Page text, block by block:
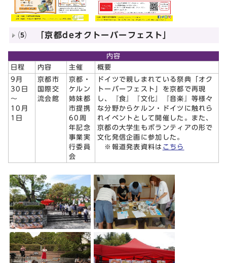
⑸ 「京都deオクトーバーフェスト」
内容
日程
内容 主催
概要
9月
30日
～
10月
1日
京都市
国際交
流会館
京都・
ケルン
姉妹都
市提携
60周
年記念
事業実
行委員
会
ドイツで親しまれている祭典「オク
トーバーフェスト」を京都で再現
し、『食』『文化』『音楽』等様々
な分野からケルン・ドイツに触れら
れイベントとして開催した。また、
京都の大学生もボランティアの形で
文化発信企画に参加した。
※報道発表資料は こちら